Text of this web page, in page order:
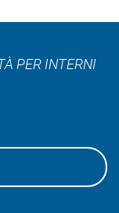
PER INTERNI